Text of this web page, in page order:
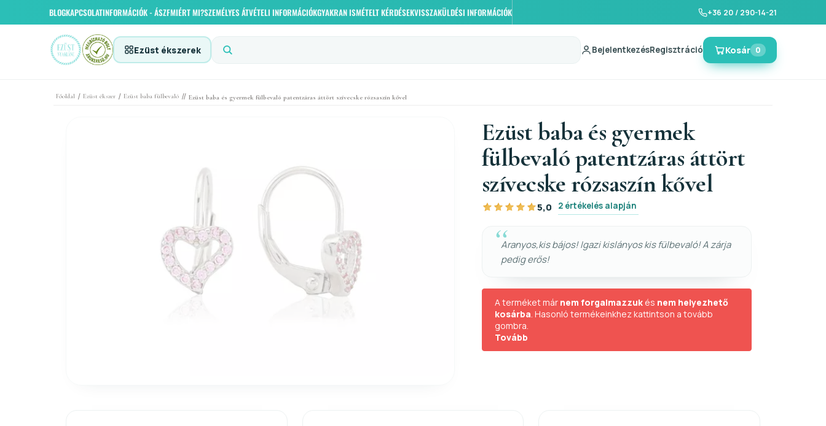
BLOGKAPCSOLATINFORMÁCIÓK - ÁSZFMIÉRT MI?SZEMÉLYES ÁTVÉTELI INFORMÁCIÓKGYAKRAN ISMÉTELT KÉRDÉSEKVISSZAKÜLDÉSI INFORMÁCIÓK +36 20 / 290-14-21
Ezüst ékszerek BejelentkezésRegisztráció Kosár 0
Főoldal / Ezüst ékszer / Ezüst baba fülbevaló // Ezüst baba és gyermek fülbevaló patentzáras áttört szívecske rózsaszín kővel
Ezüst baba és gyermek
fülbevaló patentzáras áttört
szívecske rózsaszín kővel
5,0 2 értékelés alapján
Aranyos,kis bájos! Igazi kislányos kis fülbevaló! A zárja
pedig erős!
A terméket már nem forgalmazzukés nem helyezhető
kosárba. Hasonló termékeinkhez kattintson a tovább
gombra.
Tovább